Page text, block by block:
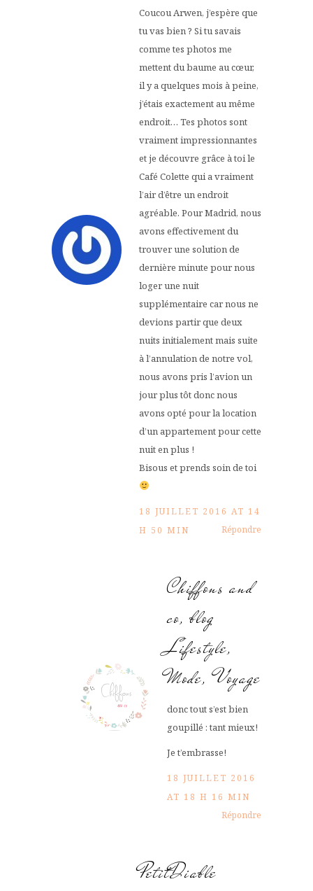
Coucou Arwen, j’espère que
tu vas bien ? Si tu savais
comme tes photos me
mettent du baume au cœur,
il y a quelques mois à peine,
j’étais exactement au même
endroit… Tes photos sont
vraiment impressionnantes
et je découvre grâce à toi le
Café Colette qui a vraiment
l’air d’être un endroit
agréable. Pour Madrid, nous
avons effectivement du
trouver une solution de
dernière minute pour nous
loger une nuit
supplémentaire car nous ne
devions partir que deux
nuits initialement mais suite
à l’annulation de notre vol,
nous avons pris l’avion un
jour plus tôt donc nous
avons opté pour la location
d’un appartement pour cette
nuit en plus !
Bisous et prends soin de toi
18 JUILLET 2016 AT 14
H 50 MIN
Répondre
Chiffons and
co, blog
Lifestyle,
Mode, Voyage
donc tout s’est bien
goupillé : tant mieux!
Je t’embrasse!
18 JUILLET 2016
AT 18 H 16 MIN
Répondre
PetitDiable